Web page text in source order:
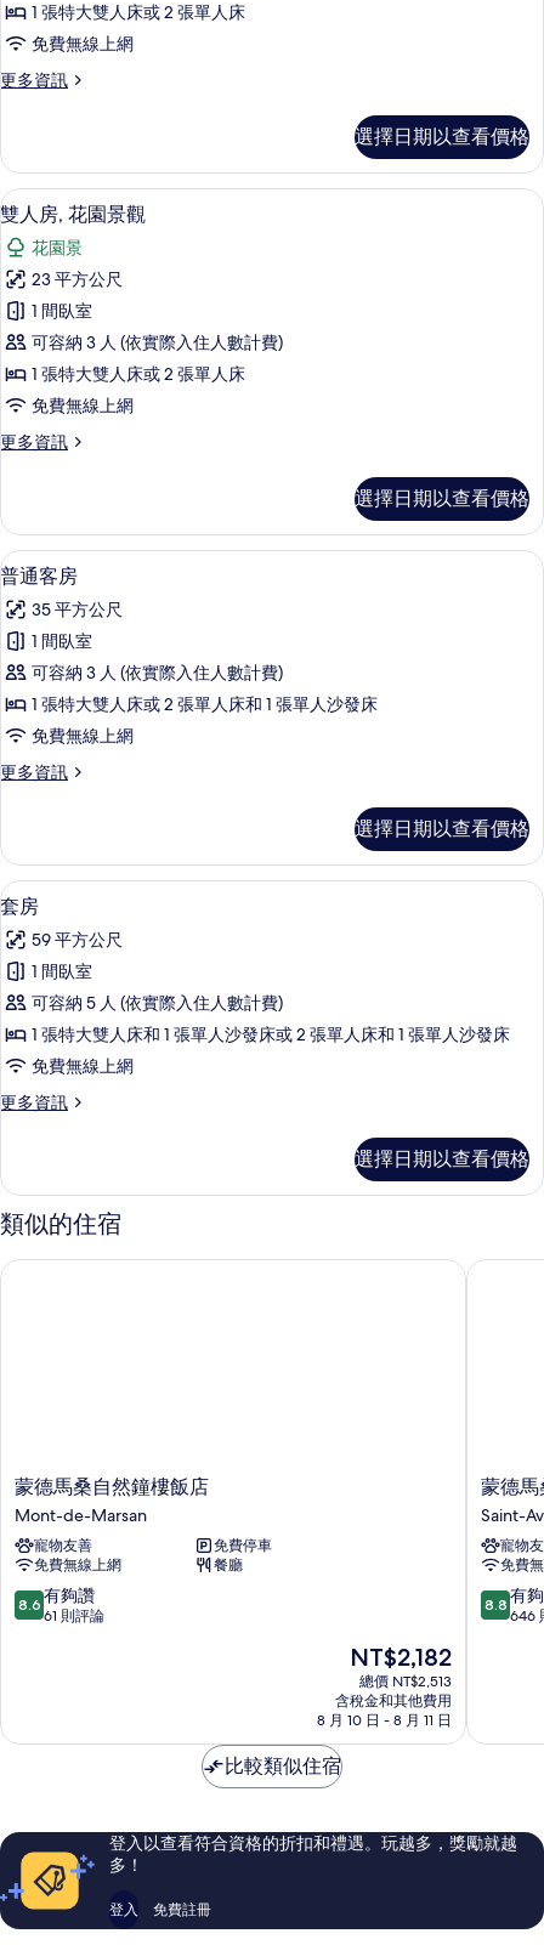
的
有
片
1 張特大雙人床或 2 張單人床
免費無線上網
更多資訊
更
房
的
詳
情
選擇日期以查看價格
顯
示
雙
人
房,
花
園
觀
所
有
相
片
雙人房, 花園景觀 | 遮光布/窗簾、熨
5
雙人房, 花園景觀
花園景
23 平方公尺
1 間臥室
可容納 3 人 (依實際入住人數計費)
1 張特大雙人床或 2 張單人床
免費無線上網
更多資訊
更
房,
花
園
景
觀
的
詳
情
選擇日期以查看價格
顯
示
普
通
客
房
所
相
片
普通客房 | 遮光布/窗簾、熨斗/熨衣板
5
普通客房
35 平方公尺
1 間臥室
可容納 3 人 (依實際入住人數計費)
1 張特大雙人床或 2 張單人床和 1 張單人沙發床
免費無線上網
更多資訊
更
客
房
的
情
選擇日期以查看價格
顯
示
套
房
的
所
相
套房 | 遮光布/窗簾、熨斗/熨衣板、免
9
套房
59 平方公尺
1 間臥室
可容納 5 人 (依實際入住人數計費)
1 張特大雙人床和 1 張單人沙發床或 2 張單人床和 1 張單人沙發床
免費無線上網
更多資訊
更
的
詳
情
選擇日期以查看價格
類似的住宿
蒙
德
馬
桑
自
然
鐘
Marsan
蒙德馬桑自然鐘樓飯店
Mont-de-Marsan
寵物友善
免費停車
免費無線上網
餐廳
8.6
分，
夠
評
論
8.6 有夠讚
61 則評論
現
在
價
格
為
NT$2,182
總價 NT$2,513
含稅金和其他費用
8 月 10 日 - 8 月 11 日
蒙德馬桑自然鐘樓飯店
蒙
德
馬
桑
-
聖
艾
德
店
Saint-
蒙德
Saint-
寵物
免費
8.8
分，
夠
評
論
8.8 有
646
蒙德馬
比較類似住宿
登入以查看符合資格的折扣和禮遇。玩越多，獎勵就越
多！
登入 免費註冊